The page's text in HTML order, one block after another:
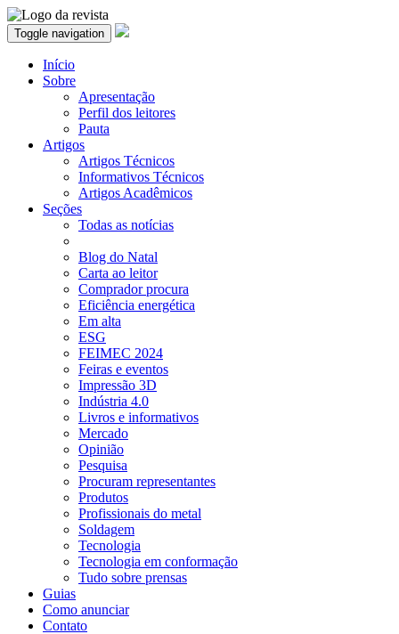
Toggle navigation
Início
Sobre
Apresentação
Perfil dos leitores
Pauta
Artigos
Artigos Técnicos
Informativos Técnicos
Artigos Acadêmicos
Seções
Todas as notícias
Blog do Natal
Carta ao leitor
Comprador procura
Eficiência energética
Em alta
ESG
FEIMEC 2024
Feiras e eventos
Impressão 3D
Indústria 4.0
Livros e informativos
Mercado
Opinião
Pesquisa
Procuram representantes
Produtos
Profissionais do metal
Soldagem
Tecnologia
Tecnologia em conformação
Tudo sobre prensas
Guias
Como anunciar
Contato